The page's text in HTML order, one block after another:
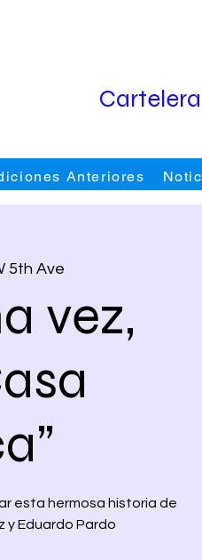
Anteriores
5th Ave
vez,
esta hermosa historia de
y Eduardo Pardo